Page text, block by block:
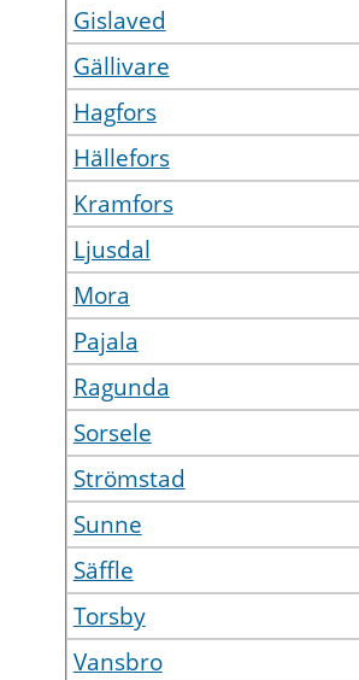
Gislaved
Gällivare
Hagfors
Hällefors
Kramfors
Ljusdal
Mora
Pajala
Ragunda
Sorsele
Strömstad
Sunne
Säffle
Torsby
Vansbro